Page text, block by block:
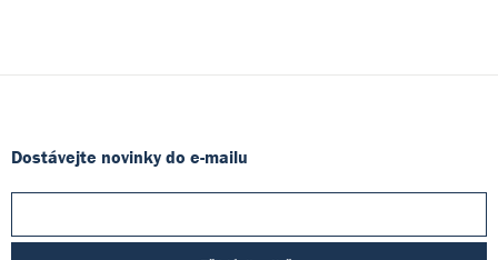
Dostávejte novinky do e-mailu